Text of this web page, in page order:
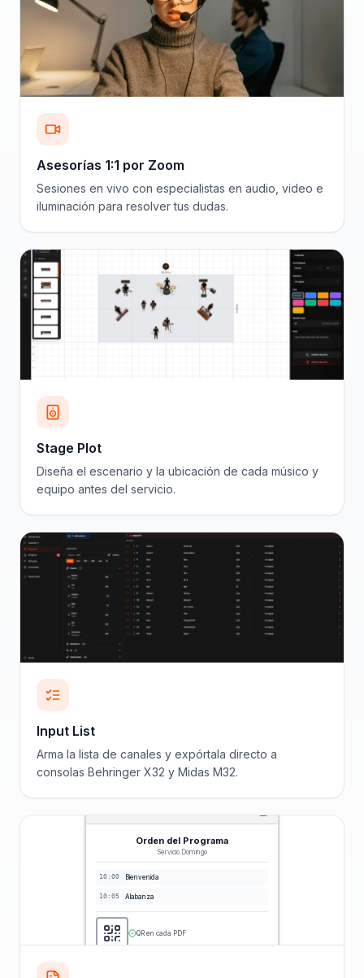
Asesorías 1:1 por Zoom
Sesiones en vivo con especialistas en audio, video e
iluminación para resolver tus dudas.
Stage Plot
Diseña el escenario y la ubicación de cada músico y
equipo antes del servicio.
Input List
Arma la lista de canales y expórtala directo a
consolas Behringer X32 y Midas M32.
Orden del Programa
Servicio Domingo
10:00 Bienvenida
10:05 Alabanza
QR en cada PDF